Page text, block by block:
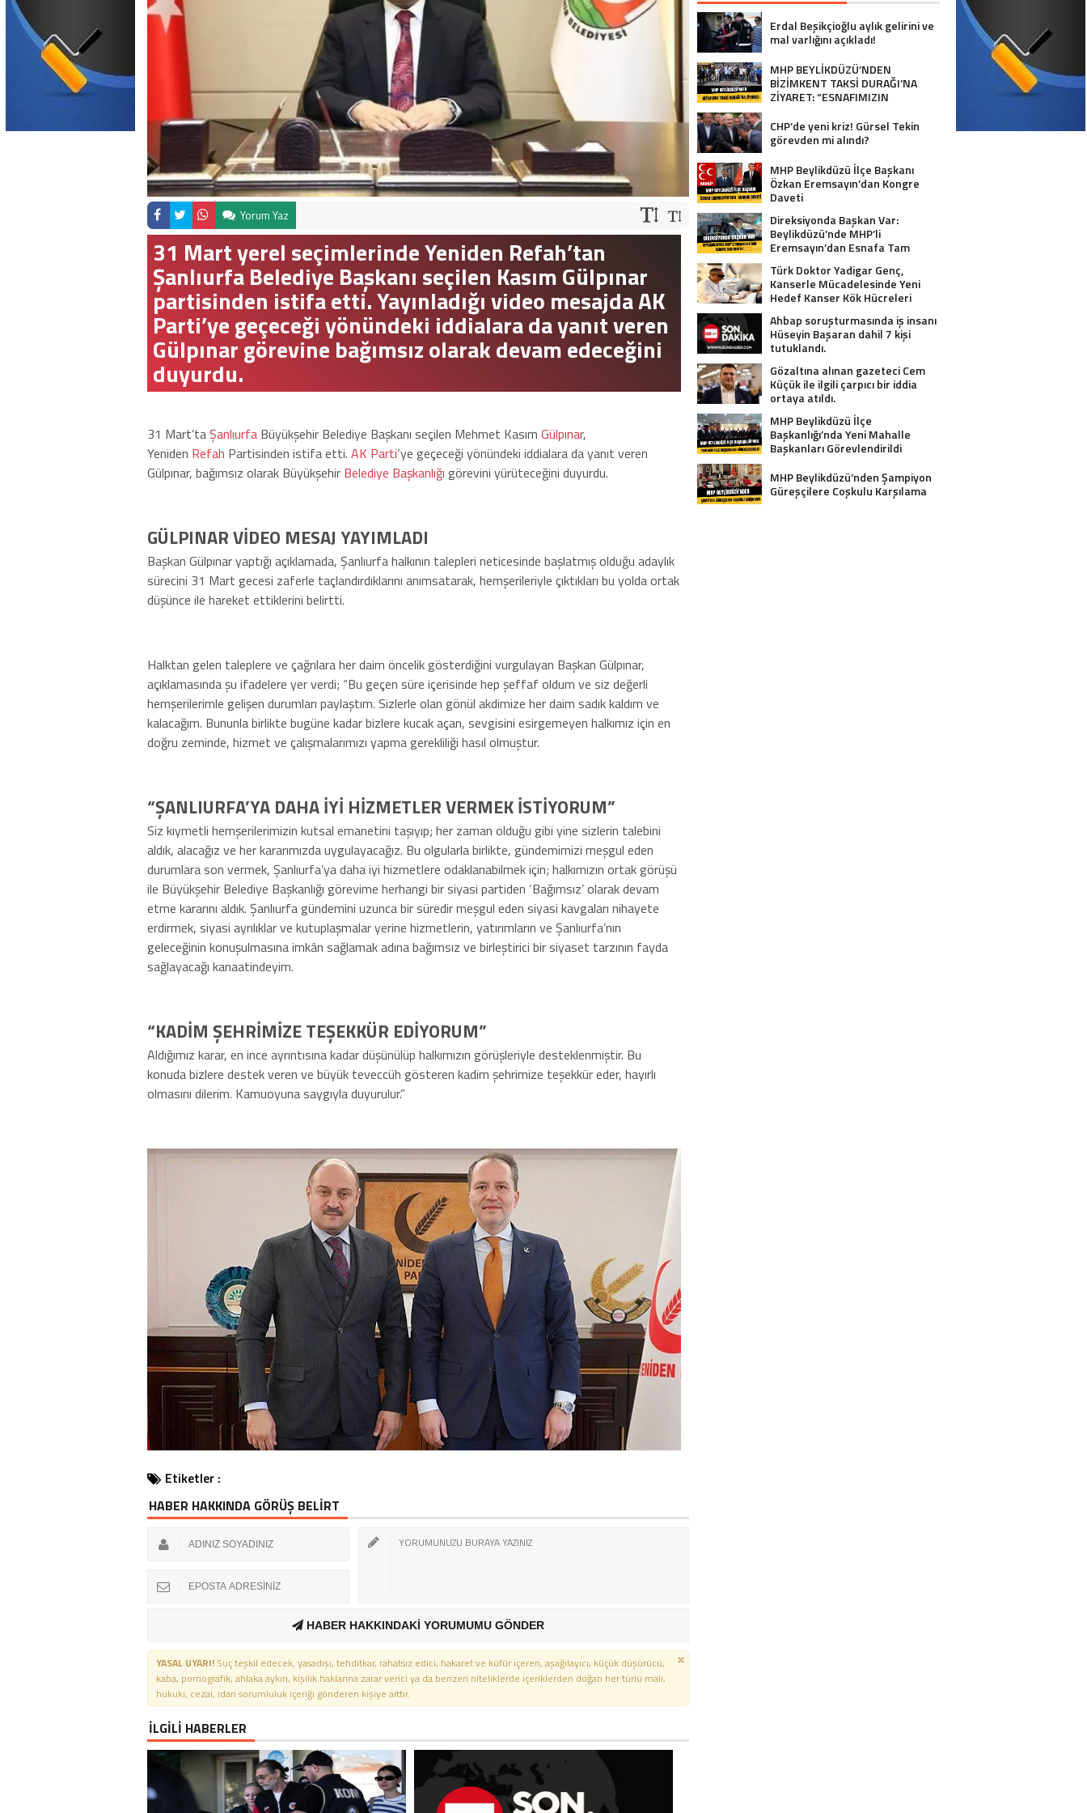
Yorum Yaz
31 Mart yerel seçimlerinde Yeniden Refah’tan
Şanlıurfa Belediye Başkanı seçilen Kasım Gülpınar
partisinden istifa etti. Yayınladığı video mesajda AK
Parti’ye geçeceği yönündeki iddialara da yanıt veren
Gülpınar görevine bağımsız olarak devam edeceğini
duyurdu.
31 Mart’taŞanlıurfa Büyükşehir Belediye Başkanı seçilen Mehmet Kasım Gülpınar,
Yeniden Refah Partisinden istifa etti. AK Parti‘ye geçeceği yönündeki iddialara da yanıt veren
Gülpınar, bağımsız olarak Büyükşehir Belediye Başkanlığı görevini yürüteceğini duyurdu.
GÜLPINAR VİDEO MESAJ YAYIMLADI
Başkan Gülpınar yaptığı açıklamada, Şanlıurfa halkının talepleri neticesinde başlatmış olduğu adaylık
sürecini 31 Mart gecesi zaferle taçlandırdıklarını anımsatarak, hemşerileriyle çıktıkları bu yolda ortak
düşünce ile hareket ettiklerini belirtti.
Halktan gelen taleplere ve çağrılara her daim öncelik gösterdiğini vurgulayan Başkan Gülpınar,
açıklamasında şu ifadelere yer verdi; “Bu geçen süre içerisinde hep şeffaf oldum ve siz değerli
hemşerilerimle gelişen durumları paylaştım. Sizlerle olan gönül akdimize her daim sadık kaldım ve
kalacağım. Bununla birlikte bugüne kadar bizlere kucak açan, sevgisini esirgemeyen halkımız için en
doğru zeminde, hizmet ve çalışmalarımızı yapma gerekliliği hasıl olmuştur.
“ŞANLIURFA’YA DAHA İYİ HİZMETLER VERMEK İSTİYORUM”
Siz kıymetli hemşerilerimizin kutsal emanetini taşıyıp; her zaman olduğu gibi yine sizlerin talebini
aldık, alacağız ve her kararımızda uygulayacağız. Bu olgularla birlikte, gündemimizi meşgul eden
durumlara son vermek, Şanlıurfa’ya daha iyi hizmetlere odaklanabilmek için; halkımızın ortak görüşü
ile Büyükşehir Belediye Başkanlığı görevime herhangi bir siyasi partiden ‘Bağımsız’ olarak devam
etme kararını aldık. Şanlıurfa gündemini uzunca bir süredir meşgul eden siyasi kavgaları nihayete
erdirmek, siyasi ayrılıklar ve kutuplaşmalar yerine hizmetlerin, yatırımların ve Şanlıurfa’nın
geleceğinin konuşulmasına imkân sağlamak adına bağımsız ve birleştirici bir siyaset tarzının fayda
sağlayacağı kanaatindeyim.
“KADİM ŞEHRİMİZE TEŞEKKÜR EDİYORUM”
Aldığımız karar, en ince ayrıntısına kadar düşünülüp halkımızın görüşleriyle desteklenmiştir. Bu
konuda bizlere destek veren ve büyük teveccüh gösteren kadim şehrimize teşekkür eder, hayırlı
olmasını dilerim. Kamuoyuna saygıyla duyurulur.”
Etiketler :
HABER HAKKINDA GÖRÜŞ BELİRT
HABER HAKKINDAKİ YORUMUMU GÖNDER
YASAL UYARI! Suç teşkil edecek, yasadışı, tehditkar, rahatsız edici, hakaret ve küfür içeren, aşağılayıcı, küçük düşürücü,
kaba, pornografik, ahlaka aykırı, kişilik haklarına zarar verici ya da benzeri niteliklerde içeriklerden doğan her türlü mali,
hukuki, cezai, idari sorumluluk içeriği gönderen kişiye aittir.
İLGİLİ HABERLER
Erdal Beşikçioğlu aylık gelirini ve
mal varlığını açıkladı!
MHP BEYLİKDÜZÜ’NDEN
BİZİMKENT TAKSİ DURAĞI’NA
ZİYARET: “ESNAFIMIZIN
CHP’de yeni kriz! Gürsel Tekin
görevden mi alındı?
MHP Beylikdüzü İlçe Başkanı
Özkan Eremsayın’dan Kongre
Daveti
Direksiyonda Başkan Var:
Beylikdüzü’nde MHP’li
Eremsayın’dan Esnafa Tam
Türk Doktor Yadigar Genç,
Kanserle Mücadelesinde Yeni
Hedef Kanser Kök Hücreleri
Ahbap soruşturmasında iş insanı
Hüseyin Başaran dahil 7 kişi
tutuklandı.
Gözaltına alınan gazeteci Cem
Küçük ile ilgili çarpıcı bir iddia
ortaya atıldı.
MHP Beylikdüzü İlçe
Başkanlığı’nda Yeni Mahalle
Başkanları Görevlendirildi
MHP Beylikdüzü’nden Şampiyon
Güreşçilere Coşkulu Karşılama